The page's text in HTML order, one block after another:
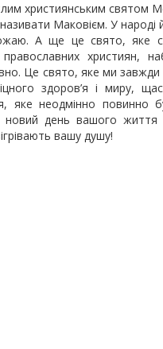
християнським святом
Маковієм. У народі
А ще це свято, яке
православних християн,
Це свято, яке ми завжди
здоров’я і миру,
яке неодмінно повинно
новий день вашого
вашу душу!